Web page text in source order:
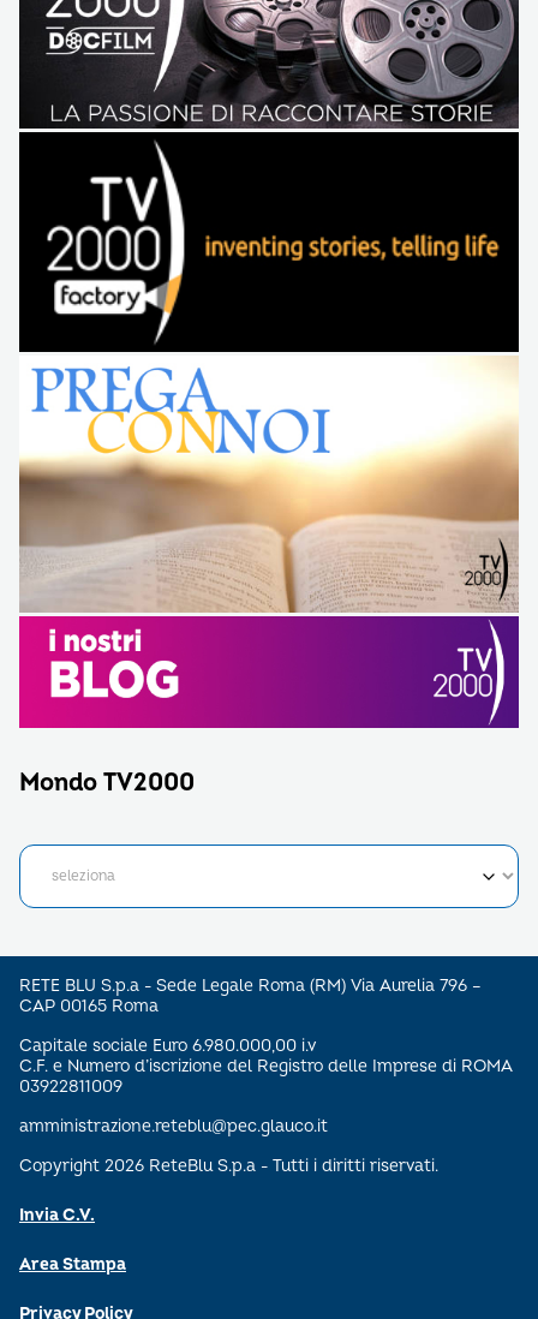
Mondo TV2000
RETE BLU S.p.a - Sede Legale Roma (RM) Via Aurelia 796 –
CAP 00165 Roma
Capitale sociale Euro 6.980.000,00 i.v
C.F. e Numero d’iscrizione del Registro delle Imprese di ROMA
03922811009
amministrazione.reteblu@pec.glauco.it
Copyright 2026 ReteBlu S.p.a - Tutti i diritti riservati.
Invia C.V.
Area Stampa
Privacy Policy